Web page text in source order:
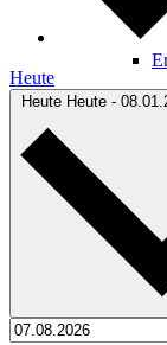
Heute
Heute Heute -